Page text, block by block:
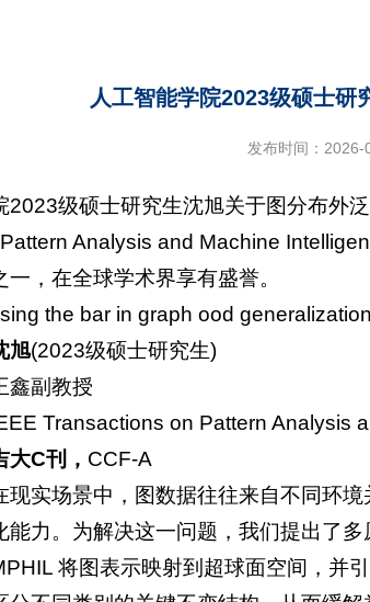
人工智能学院2023级硕士研
发布时间：2026-
2023级硕士研究生沈旭关于图分布外
Analysis and Machine
，在全球学术界享有盛誉。
the bar in graph ood
旭(2023级硕士研究生)
鑫副教授
Transactions on Pattern Analysis
大C刊， CCF-A
现实场景中，图数据往往来自不同环
能力。为解决这一问题，我们提出了
将图表示映射到超球面空间，并